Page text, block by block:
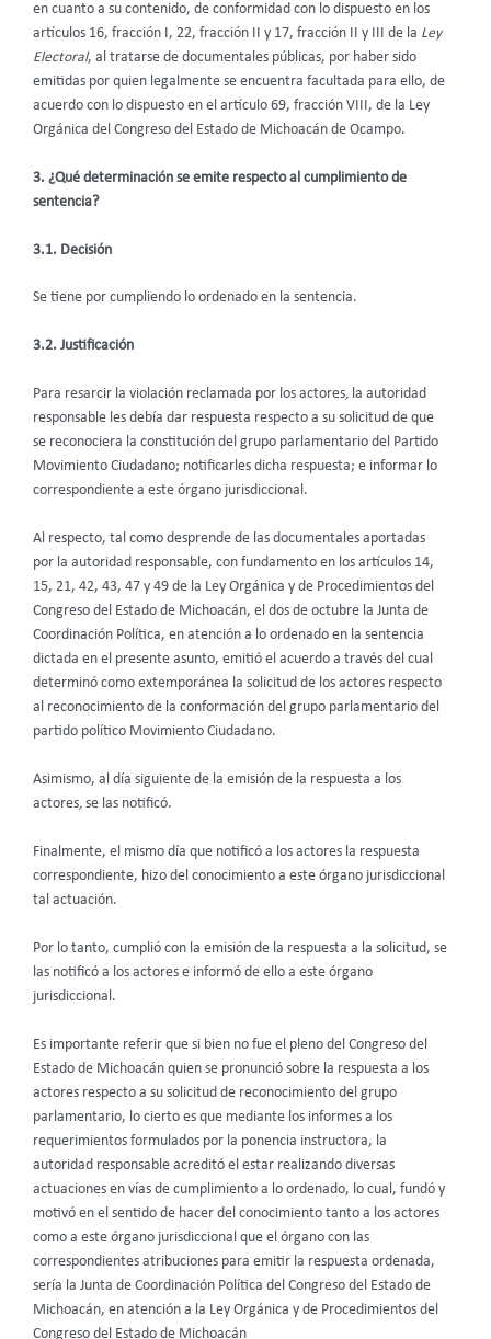
en cuanto a su contenido, de conformidad con lo dispuesto en los
artículos 16, fracción I, 22, fracción II y 17, fracción II y III de la Ley
Electoral, al tratarse de documentales públicas, por haber sido
emitidas por quien legalmente se encuentra facultada para ello, de
acuerdo con lo dispuesto en el artículo 69, fracción VIII, de la Ley
Orgánica del Congreso del Estado de Michoacán de Ocampo.
3. ¿Qué determinación se emite respecto al cumplimiento de
sentencia?
3.1. Decisión
Se tiene por cumpliendo lo ordenado en la sentencia.
3.2. Justificación
Para resarcir la violación reclamada por los actores, la autoridad
responsable les debía dar respuesta respecto a su solicitud de que
se reconociera la constitución del grupo parlamentario del Partido
Movimiento Ciudadano; notificarles dicha respuesta; e informar lo
correspondiente a este órgano jurisdiccional.
Al respecto, tal como desprende de las documentales aportadas
por la autoridad responsable, con fundamento en los artículos 14,
15, 21, 42, 43, 47 y 49 de la Ley Orgánica y de Procedimientos del
Congreso del Estado de Michoacán, el dos de octubre la Junta de
Coordinación Política, en atención a lo ordenado en la sentencia
dictada en el presente asunto, emitió el acuerdo a través del cual
determinó como extemporánea la solicitud de los actores respecto
al reconocimiento de la conformación del grupo parlamentario del
partido político Movimiento Ciudadano.
Asimismo, al día siguiente de la emisión de la respuesta a los
actores, se las notificó.
Finalmente, el mismo día que notificó a los actores la respuesta
correspondiente, hizo del conocimiento a este órgano jurisdiccional
tal actuación.
Por lo tanto, cumplió con la emisión de la respuesta a la solicitud, se
las notificó a los actores e informó de ello a este órgano
jurisdiccional.
Es importante referir que si bien no fue el pleno del Congreso del
Estado de Michoacán quien se pronunció sobre la respuesta a los
actores respecto a su solicitud de reconocimiento del grupo
parlamentario, lo cierto es que mediante los informes a los
requerimientos formulados por la ponencia instructora, la
autoridad responsable acreditó el estar realizando diversas
actuaciones en vías de cumplimiento a lo ordenado, lo cual, fundó y
motivó en el sentido de hacer del conocimiento tanto a los actores
como a este órgano jurisdiccional que el órgano con las
correspondientes atribuciones para emitir la respuesta ordenada,
sería la Junta de Coordinación Política del Congreso del Estado de
Michoacán, en atención a la Ley Orgánica y de Procedimientos del
Congreso del Estado de Michoacán